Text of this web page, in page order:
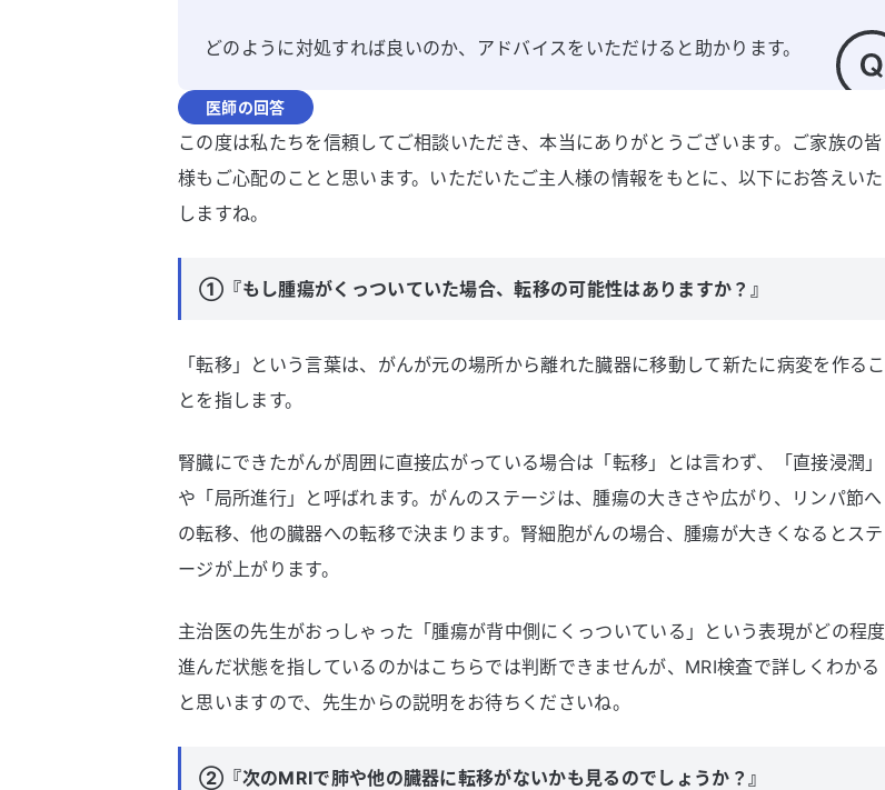
どのように対処すれば良いのか、アドバイスをいただけると助かります。
医師の回答
この度は私たちを信頼してご相談いただき、本当にありがとうございます。ご家族の皆
様もご心配のことと思います。いただいたご主人様の情報をもとに、以下にお答えいた
しますね。
①『もし腫瘍がくっついていた場合、転移の可能性はありますか？』
「転移」という言葉は、がんが元の場所から離れた臓器に移動して新たに病変を作るこ
とを指します。
腎臓にできたがんが周囲に直接広がっている場合は「転移」とは言わず、「直接浸潤」
や「局所進行」と呼ばれます。がんのステージは、腫瘍の大きさや広がり、リンパ節へ
の転移、他の臓器への転移で決まります。腎細胞がんの場合、腫瘍が大きくなるとステ
ージが上がります。
主治医の先生がおっしゃった「腫瘍が背中側にくっついている」という表現がどの程度
進んだ状態を指しているのかはこちらでは判断できませんが、MRI検査で詳しくわかる
と思いますので、先生からの説明をお待ちくださいね。
②『次のMRIで肺や他の臓器に転移がないかも見るのでしょうか？』